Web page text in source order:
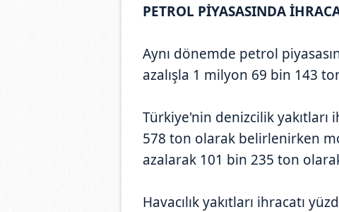
PETROL PİYASASINDA
Aynı dönemde petrol
azalışla 1 milyon 69 bin 143
Türkiye'nin denizcilik yakıtları
578 ton olarak belirlenirken
azalarak 101 bin 235 ton
Havacılık yakıtları ihracatı